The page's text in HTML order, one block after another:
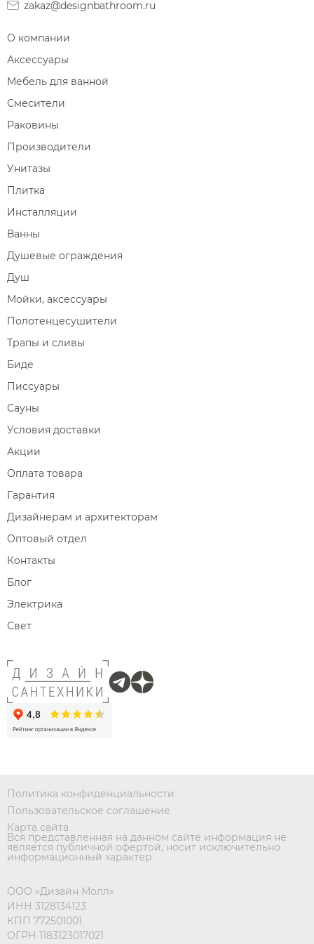
zakaz@designbathroom.ru
О компании
Аксессуары
Мебель для ванной
Смесители
Раковины
Производители
Унитазы
Плитка
Инсталляции
Ванны
Душевые ограждения
Душ
Мойки, аксессуары
Полотенцесушители
Трапы и сливы
Биде
Писсуары
Сауны
Условия доставки
Акции
Оплата товара
Гарантия
Дизайнерам и архитекторам
Оптовый отдел
Контакты
Блог
Электрика
Свет
Политика конфиденциальности
Пользовательское соглашение
Карта сайта
Вся представленная на данном сайте информация не
является публичной офертой, носит исключительно
информационный характер
ООО «Дизайн Молл»
ИНН 3128134123
КПП 772501001
ОГРН 1183123017021